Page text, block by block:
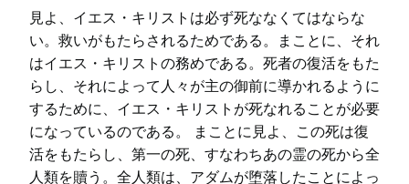
見よ、イエス・キリストは必ず死ななくてはならな
い。救いがもたらされるためである。まことに、それ
はイエス・キリストの務めである。死者の復活をもた
らし、それによって人々が主の御前に導かれるように
するために、イエス・キリストが死なれることが必要
になっているのである。 まことに見よ、この死は復
活をもたらし、第一の死、すなわちあの霊の死から全
人類を贖う。全人類は、アダムが堕落したことによっ